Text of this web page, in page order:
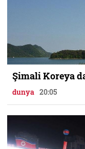
Şimali Koreya
dunya 20:05